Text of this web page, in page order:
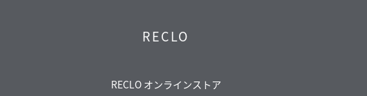
RECLO
RECLO オンラインストア